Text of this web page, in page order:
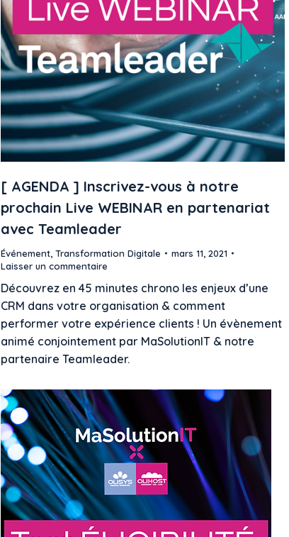
[ AGENDA ] Inscrivez-vous à notre
prochain Live WEBINAR en partenariat
avec Teamleader
Événement, Transformation Digitale
mars 11, 2021
Laisser un commentaire
Découvrez en 45 minutes chrono les enjeux d’une
CRM dans votre organisation & comment
performer votre expérience clients ! Un évènement
animé conjointement par MaSolutionIT & notre
partenaire Teamleader.